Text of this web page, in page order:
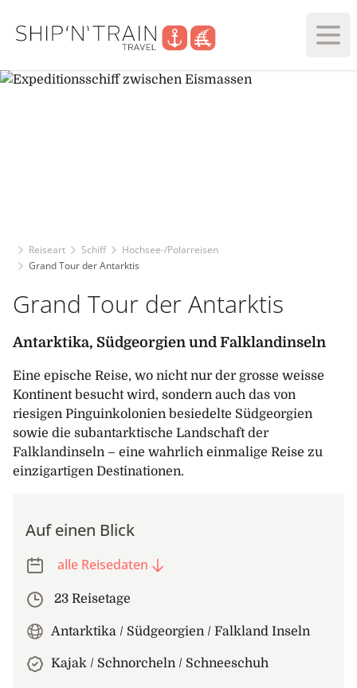
Reiseart Schiff
Hochsee-/Polarreisen
Grand Tour der Antarktis
Grand Tour der Antarktis
Antarktika, Südgeorgien und Falklandinseln
Eine epische Reise, wo nicht nur der grosse weisse
Kontinent besucht wird, sondern auch das von
riesigen Pinguinkolonien besiedelte Südgeorgien
sowie die subantarktische Landschaft der
Falklandinseln – eine wahrlich einmalige Reise zu
einzigartigen Destinationen.
Auf einen Blick
alle Reisedaten
23 Reisetage
Antarktika / Südgeorgien / Falkland Inseln
Kajak / Schnorcheln / Schneeschuh